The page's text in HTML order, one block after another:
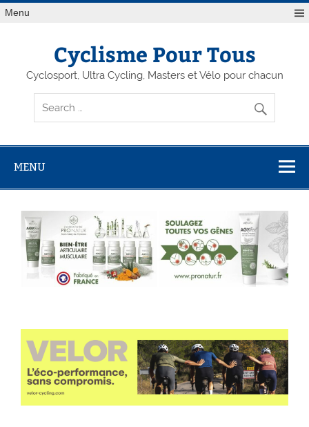
Menu
Cyclisme Pour Tous
Cyclosport, Ultra Cycling, Masters et Vélo pour chacun
MENU